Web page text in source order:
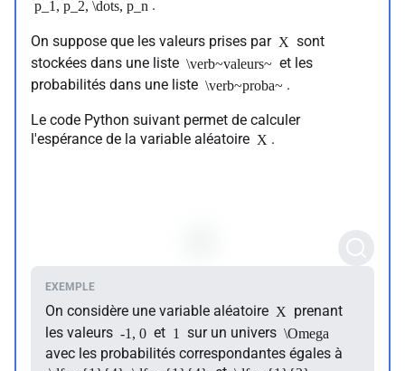
p_1, p_2, \dots, p_n .
On suppose que les valeurs prises par X sont
stockées dans une liste \verb~valeurs~ et les
probabilités dans une liste \verb~proba~ .
Le code Python suivant permet de calculer
l'espérance de la variable aléatoire X .
On considère une variable aléatoire X prenant
les valeurs -1, 0 et 1 sur un univers \Omega
avec les probabilités correspondantes égales à